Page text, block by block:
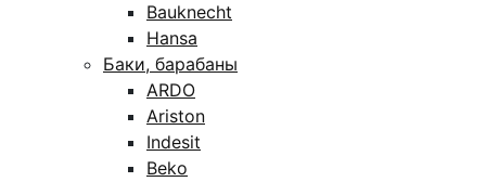
Bauknecht
Hansa
Баки, барабаны
ARDO
Ariston
Indesit
Beko